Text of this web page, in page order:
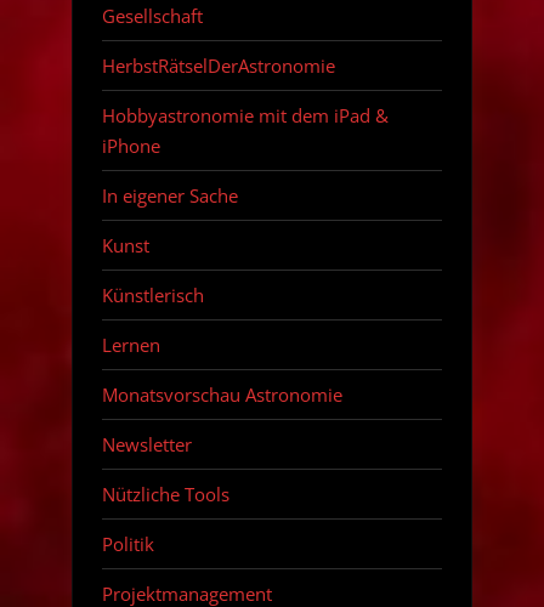
Gesellschaft
HerbstRätselDerAstronomie
Hobbyastronomie mit dem iPad &
iPhone
In eigener Sache
Kunst
Künstlerisch
Lernen
Monatsvorschau Astronomie
Newsletter
Nützliche Tools
Politik
Projektmanagement